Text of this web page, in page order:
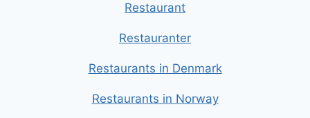
Restaurant
Restauranter
Restaurants in Denmark
Restaurants in Norway